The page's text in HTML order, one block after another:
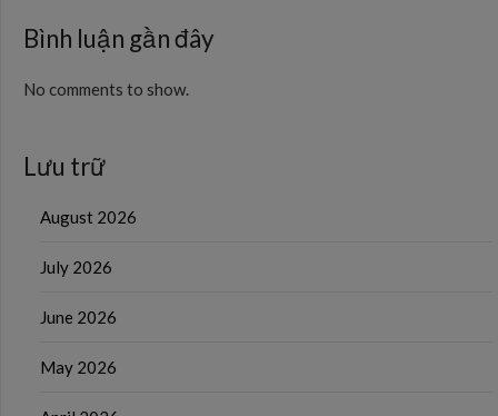
Bình luận gần đây
No comments to show.
Lưu trữ
August 2026
July 2026
June 2026
May 2026